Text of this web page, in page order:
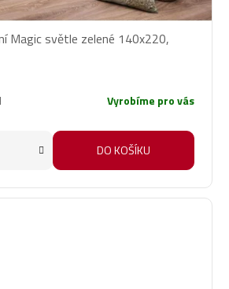
Magic světle zelené 140x220,
Vyrobíme pro vás
DO KOŠÍKU